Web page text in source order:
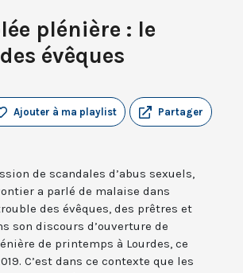
plénière : le
évêques
Partager
Ajouter à ma playlist
de scandales d’abus sexuels,
a parlé de malaise dans
des évêques, des prêtres et
son discours d’ouverture de
de printemps à Lourdes, ce
C’est dans ce contexte que les